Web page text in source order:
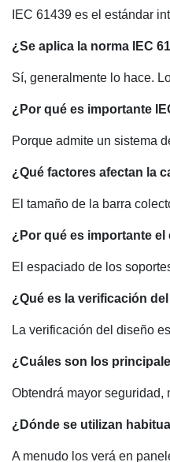
IEC 61439 es el estándar
¿Se aplica la norma IEC
Sí, generalmente lo hace.
¿Por qué es importante
Porque admite un sistema
¿Qué factores afectan la
El tamaño de la barra
¿Por qué es importante
El espaciado de los
¿Qué es la verificación
La verificación del diseño
¿Cuáles son los
Obtendrá mayor seguridad,
¿Dónde se utilizan
A menudo los verá en